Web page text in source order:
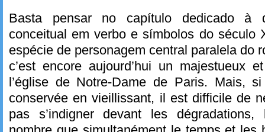
Basta pensar no capítulo dedicado à
conceitual em verbo e símbolos do século
espécie de personagem central paralela do
c’est encore aujourd’hui un majestueux
l’église de Notre-Dame de Paris. Mais,
conservée en vieillissant, il est difficile de
pas s’indigner devant les